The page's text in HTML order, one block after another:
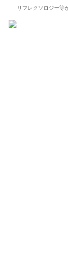
リフレクソロジー等